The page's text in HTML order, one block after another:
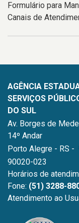
Formulário para
Canais de
AGÊNCIA
SERVIÇOS
DO SUL
Av. Borges de
14º Andar
Porto Alegre - RS -
90020-023
Horários de
Fone: (51) 3288-
Atendimento ao